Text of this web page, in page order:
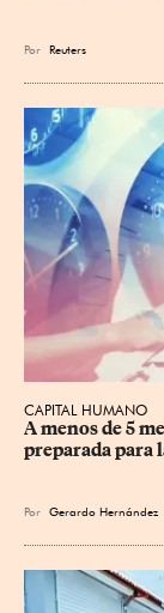
Por Reuters
CAPITAL HUMANO
A menos de 5
preparada para
Por Gerardo Hernández